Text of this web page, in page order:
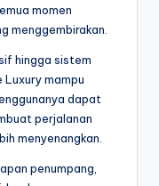
momen
menggembirakan.
hingga sistem
mampu
dapat
perjalanan
menyenangkan.
penumpang,